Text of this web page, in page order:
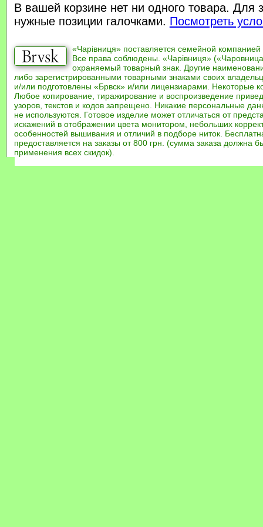
В вашей корзине нет ни одного товара. Для
нужные позиции галочками. Посмотреть
«Чарівниця» поставляется семейной компанией
Все права соблюдены. «Чарівниця»
охраняемый товарный знак. Другие
либо зарегистрированными товарными знаками своих
и/или подготовлены «Брвск» и/или лицензиарами. Некоторые
Любое копирование, тиражирование и воспроизведение
узоров, текстов и кодов запрещено. Никакие персональные
не используются. Готовое изделие может отличаться от
искажений в отображении цвета монитором, небольших
особенностей вышивания и отличий в подборе ниток.
предоставляется на заказы от 800 грн. (сумма заказа должна
применения всех скидок).